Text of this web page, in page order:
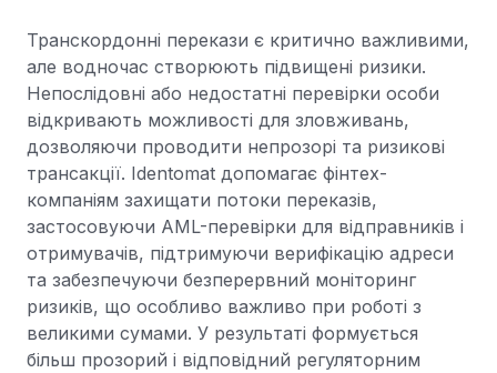
Транскордонні перекази є критично важливими,
але водночас створюють підвищені ризики.
Непослідовні або недостатні перевірки особи
відкривають можливості для зловживань,
дозволяючи проводити непрозорі та ризикові
трансакції. Identomat допомагає фінтех-
компаніям захищати потоки переказів,
застосовуючи AML-перевірки для відправників і
отримувачів, підтримуючи верифікацію адреси
та забезпечуючи безперервний моніторинг
ризиків, що особливо важливо при роботі з
великими сумами. У результаті формується
більш прозорий і відповідний регуляторним